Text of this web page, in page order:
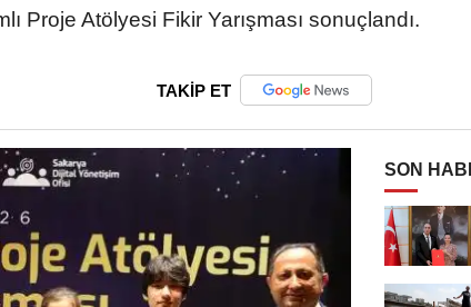
Proje Atölyesi Fikir Yarışması sonuçlandı.
TAKİP ET
SON